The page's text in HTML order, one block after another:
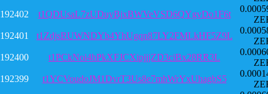
192402
t1QDUsaL7zUDuyBjxBWVeVSD6QYgvDo1F6t
192401
t1ZdjsBUWNDYb4YhUgqn87LY2FMLkHF5Z9L
192400
t1PCkNoi4hPkXFJCXipjjjZD3ciBx28RR3L
192399
t1YCVoudoJM1DvrT3Us8e7mhWrYxUhagbS5